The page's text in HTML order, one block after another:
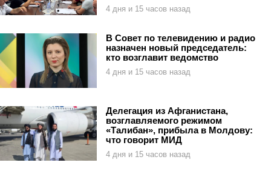
4 дня и 15 часов назад
В Совет по телевидению и радио
назначен новый председатель:
кто возглавит ведомство
4 дня и 15 часов назад
Делегация из Афганистана,
возглавляемого режимом
«Талибан», прибыла в Молдову:
что говорит МИД
4 дня и 15 часов назад